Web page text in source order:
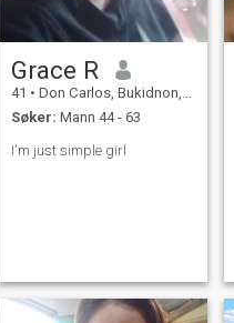
Grace R
41 • Don Carlos, Bukidnon, Filippinene
Søker: Mann 44 - 63
I'm just simple girl